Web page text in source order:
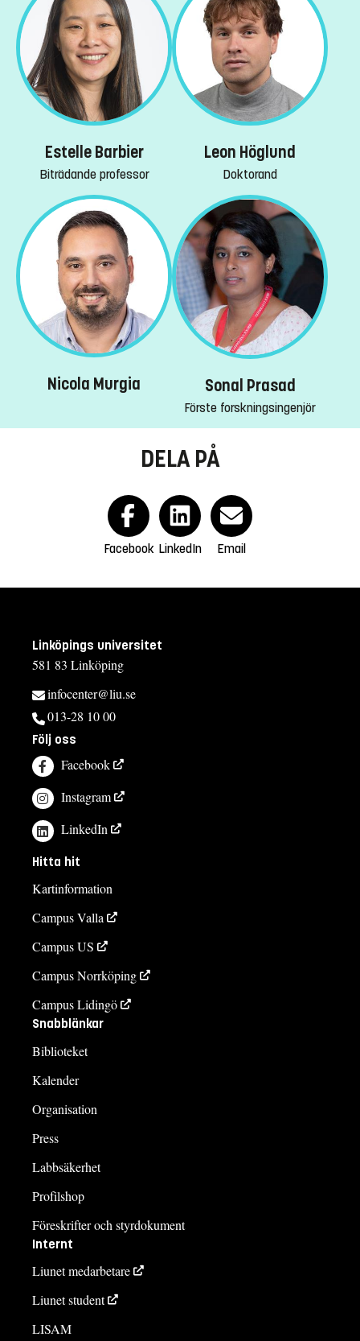
Estelle Barbier
Biträdande professor
Leon Höglund
Doktorand
Nicola Murgia Sonal Prasad
Förste forskningsingenjör
DELA PÅ
Facebook LinkedIn Email
Linköpings universitet
581 83 Linköping
infocenter@liu.se
013-28 10 00
Följ oss
Facebook
Instagram
LinkedIn
Hitta hit
Kartinformation
Campus Valla
Campus US
Campus Norrköping
Campus Lidingö
Snabblänkar
Biblioteket
Kalender
Organisation
Press
Labbsäkerhet
Profilshop
Föreskrifter och styrdokument
Internt
Liunet medarbetare
Liunet student
LISAM